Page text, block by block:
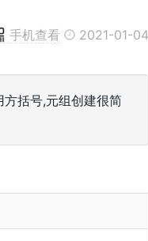
手机查看 2021-01-04
括号,元组创建很简